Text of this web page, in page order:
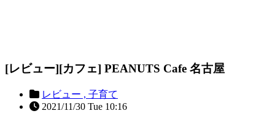
[レビュー][カフェ] PEANUTS Cafe 名古屋
レビュー , 子育て
2021/11/30 Tue 10:16